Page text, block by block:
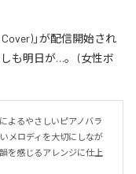
」が配信開始され
も明日が…。 (女性ボ
よるやさしいピアノバラ
メロディを大切にしなが
を感じるアレンジに仕上